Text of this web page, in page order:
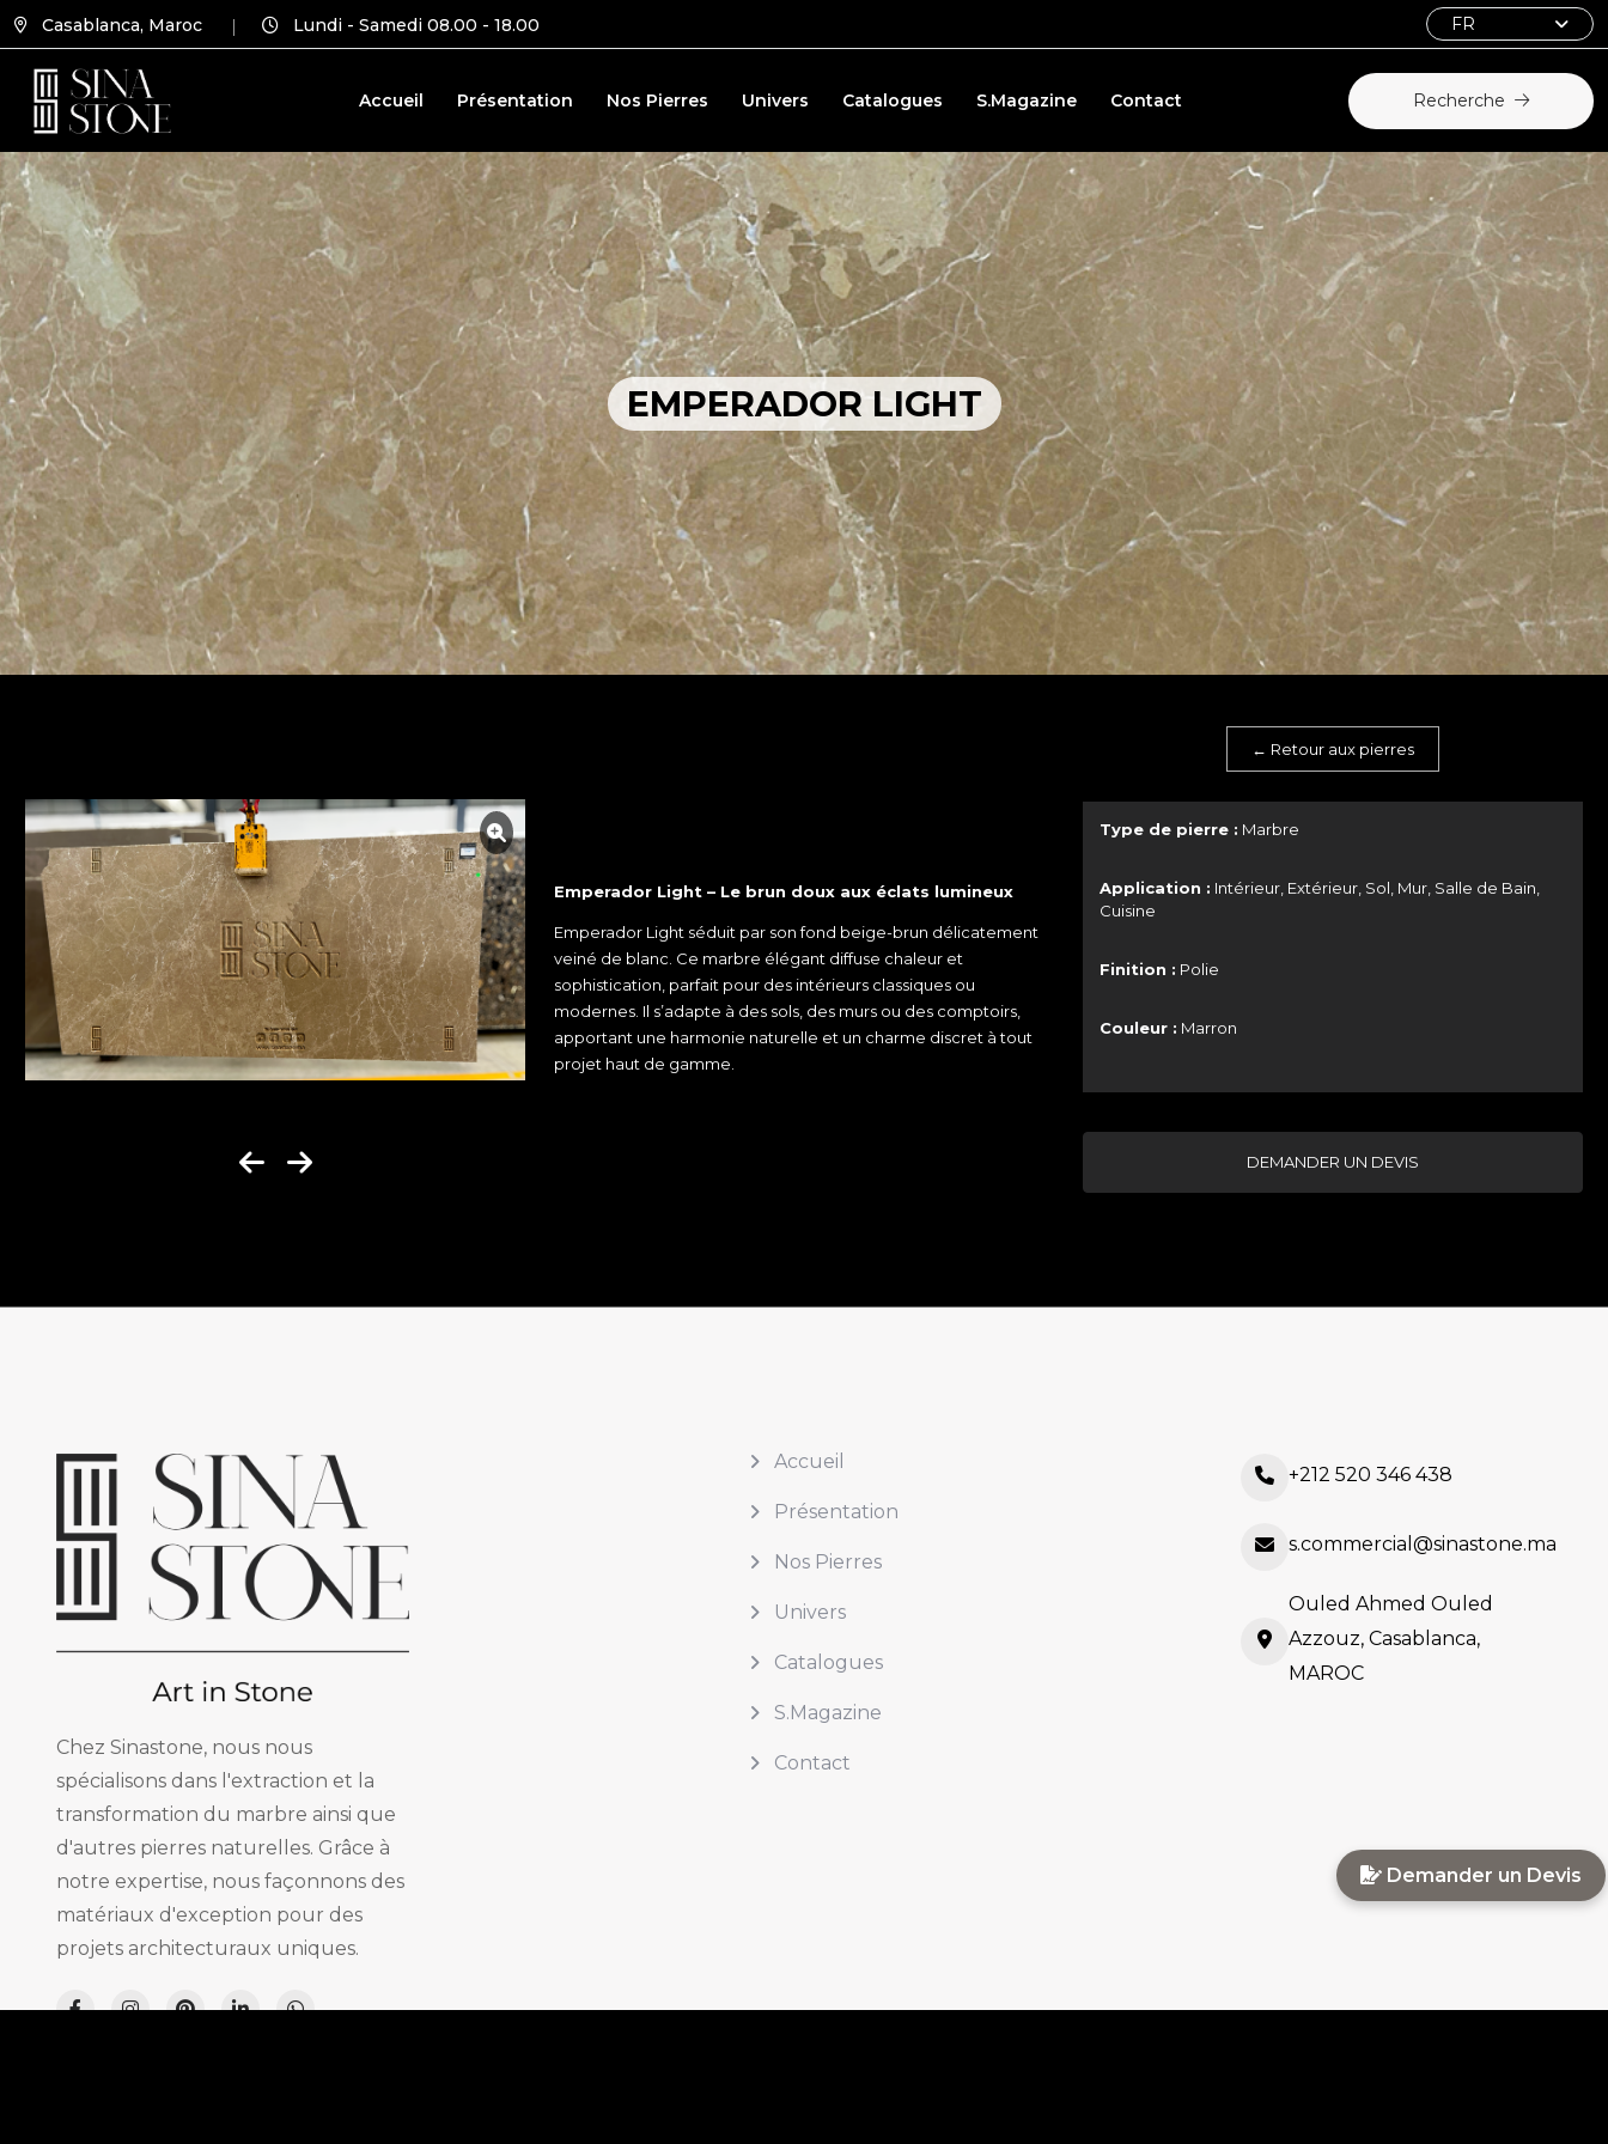
Casablanca, Maroc Lundi - Samedi 08.00 - 18.00 FR
Accueil Présentation Nos Pierres Univers Catalogues S.Magazine Contact Recherche
EMPERADOR LIGHT
Emperador Light – Le brun doux aux éclats lumineux
Emperador Light séduit par son fond beige-brun délicatement
veiné de blanc. Ce marbre élégant diffuse chaleur et
sophistication, parfait pour des intérieurs classiques ou
modernes. Il s’adapte à des sols, des murs ou des comptoirs,
apportant une harmonie naturelle et un charme discret à tout
projet haut de gamme.
← Retour aux pierres
Type de pierre : Marbre
Application : Intérieur, Extérieur, Sol, Mur, Salle de Bain,
Cuisine
Finition : Polie
Couleur : Marron
DEMANDER UN DEVIS
Chez Sinastone, nous nous
spécialisons dans l'extraction et la
transformation du marbre ainsi que
d'autres pierres naturelles. Grâce à
notre expertise, nous façonnons des
matériaux d'exception pour des
projets architecturaux uniques.
Accueil
Présentation
Nos Pierres
Univers
Catalogues
S.Magazine
Contact
+212 520 346 438
s.commercial@sinastone.ma
Ouled Ahmed Ouled
Azzouz, Casablanca,
MAROC
Demander un Devis